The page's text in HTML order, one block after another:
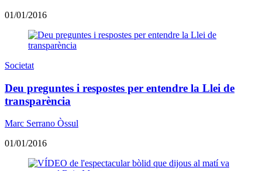
01/01/2016
Societat
Deu preguntes i respostes per entendre la Llei de
transparència
Marc Serrano Òssul
01/01/2016